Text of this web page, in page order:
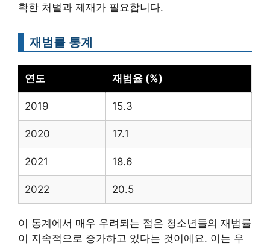
확한 처벌과 제재가 필요합니다.
재범률 통계
연도 재범율 (%)
2019 15.3
2020 17.1
2021 18.6
2022 20.5
이 통계에서 매우 우려되는 점은 청소년들의 재범률
이 지속적으로 증가하고 있다는 것이에요. 이는 우